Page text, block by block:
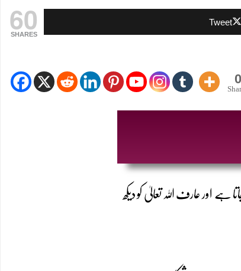
60
SHARES
Tweet
0
اور عارف اللہ تعالیٰ کو دیکھ